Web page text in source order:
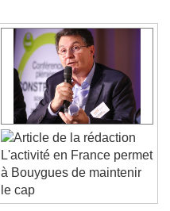
Skip Forward
L'activité en France permet
à Bouygues de maintenir
le cap